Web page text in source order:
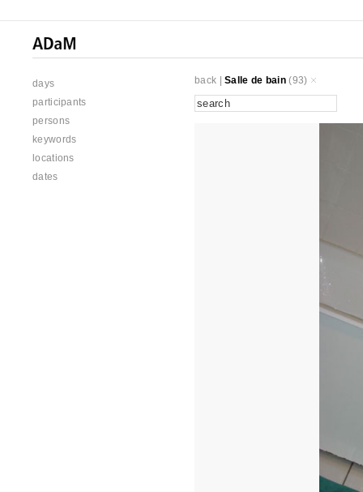
days
participants
persons
keywords
locations
dates
back |Salle de bain (93)